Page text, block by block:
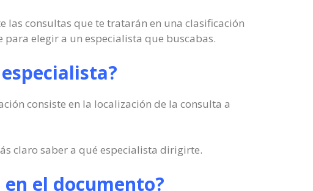
las consultas que te tratarán en una clasificación
elegir a un especialista que buscabas.
consiste en la localización de la consulta a
claro saber a qué especialista dirigirte.
el documento?